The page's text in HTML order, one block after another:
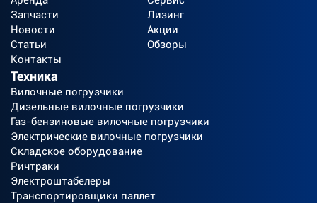
Запчасти
Лизинг
Новости
Акции
Статьи
Обзоры
Контакты
Техника
Вилочные погрузчики
Дизельные вилочные погрузчики
Газ-бензиновые вилочные погрузчики
Электрические вилочные погрузчики
Складское оборудование
Ричтраки
Электроштабелеры
Транспортировщики паллет